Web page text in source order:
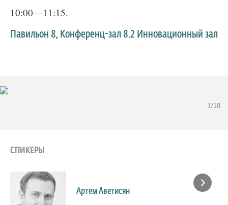
10:00—11:15.
Павильон 8, Конференц-зал 8.2 Инновационный зал
1/18
СПИКЕРЫ
Артем Аветисян